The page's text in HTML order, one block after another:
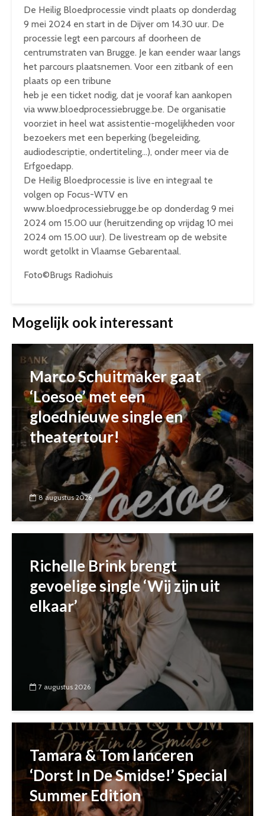
De Heilig Bloedprocessie vindt plaats op donderdag
9 mei 2024 en start in de Dijver om 14.30 uur. De
processie legt een parcours af doorheen de
centrumstraten van Brugge. Je kan eender waar langs
het parcours plaatsnemen. Voor een zitbank of een
plaats op een tribune
heb je een ticket nodig, dat je vooraf kan aankopen
via www.bloedprocessiebrugge.be. De organisatie
voorziet in heel wat assistentie-mogelijkheden voor
bezoekers met een beperking (begeleiding,
audiodescriptie, ondertiteling…), onder meer via de
Erfgoedapp.
De Heilig Bloedprocessie is live en integraal te
volgen op Focus-WTV en
www.bloedprocessiebrugge.be op donderdag 9 mei
2024 om 15.00 uur (heruitzending op vrijdag 10 mei
2024 om 15.00 uur). De livestream op de website
wordt getolkt in Vlaamse Gebarentaal.
Foto©Brugs Radiohuis
Mogelijk ook interessant
Marco Schuitmaker gaat
‘Loesoe’ met een
gloednieuwe single en
theatertour!
8 augustus 2026
Richelle Brink brengt
gevoelige single ‘Wij zijn uit
elkaar’
7 augustus 2026
Tamara & Tom lanceren
‘Dorst In De Smidse!’ Special
Summer Edition